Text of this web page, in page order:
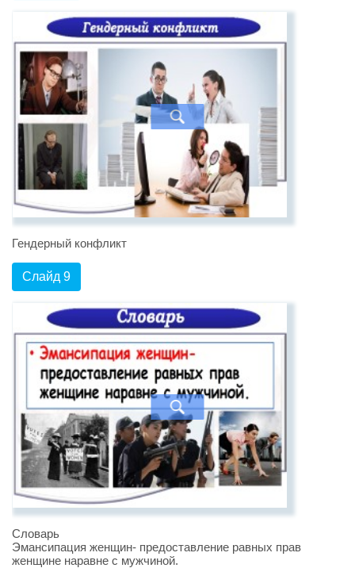
Гендерный конфликт
Слайд 9
Словарь
Эмансипация женщин- предоставление равных прав
женщине наравне с мужчиной.